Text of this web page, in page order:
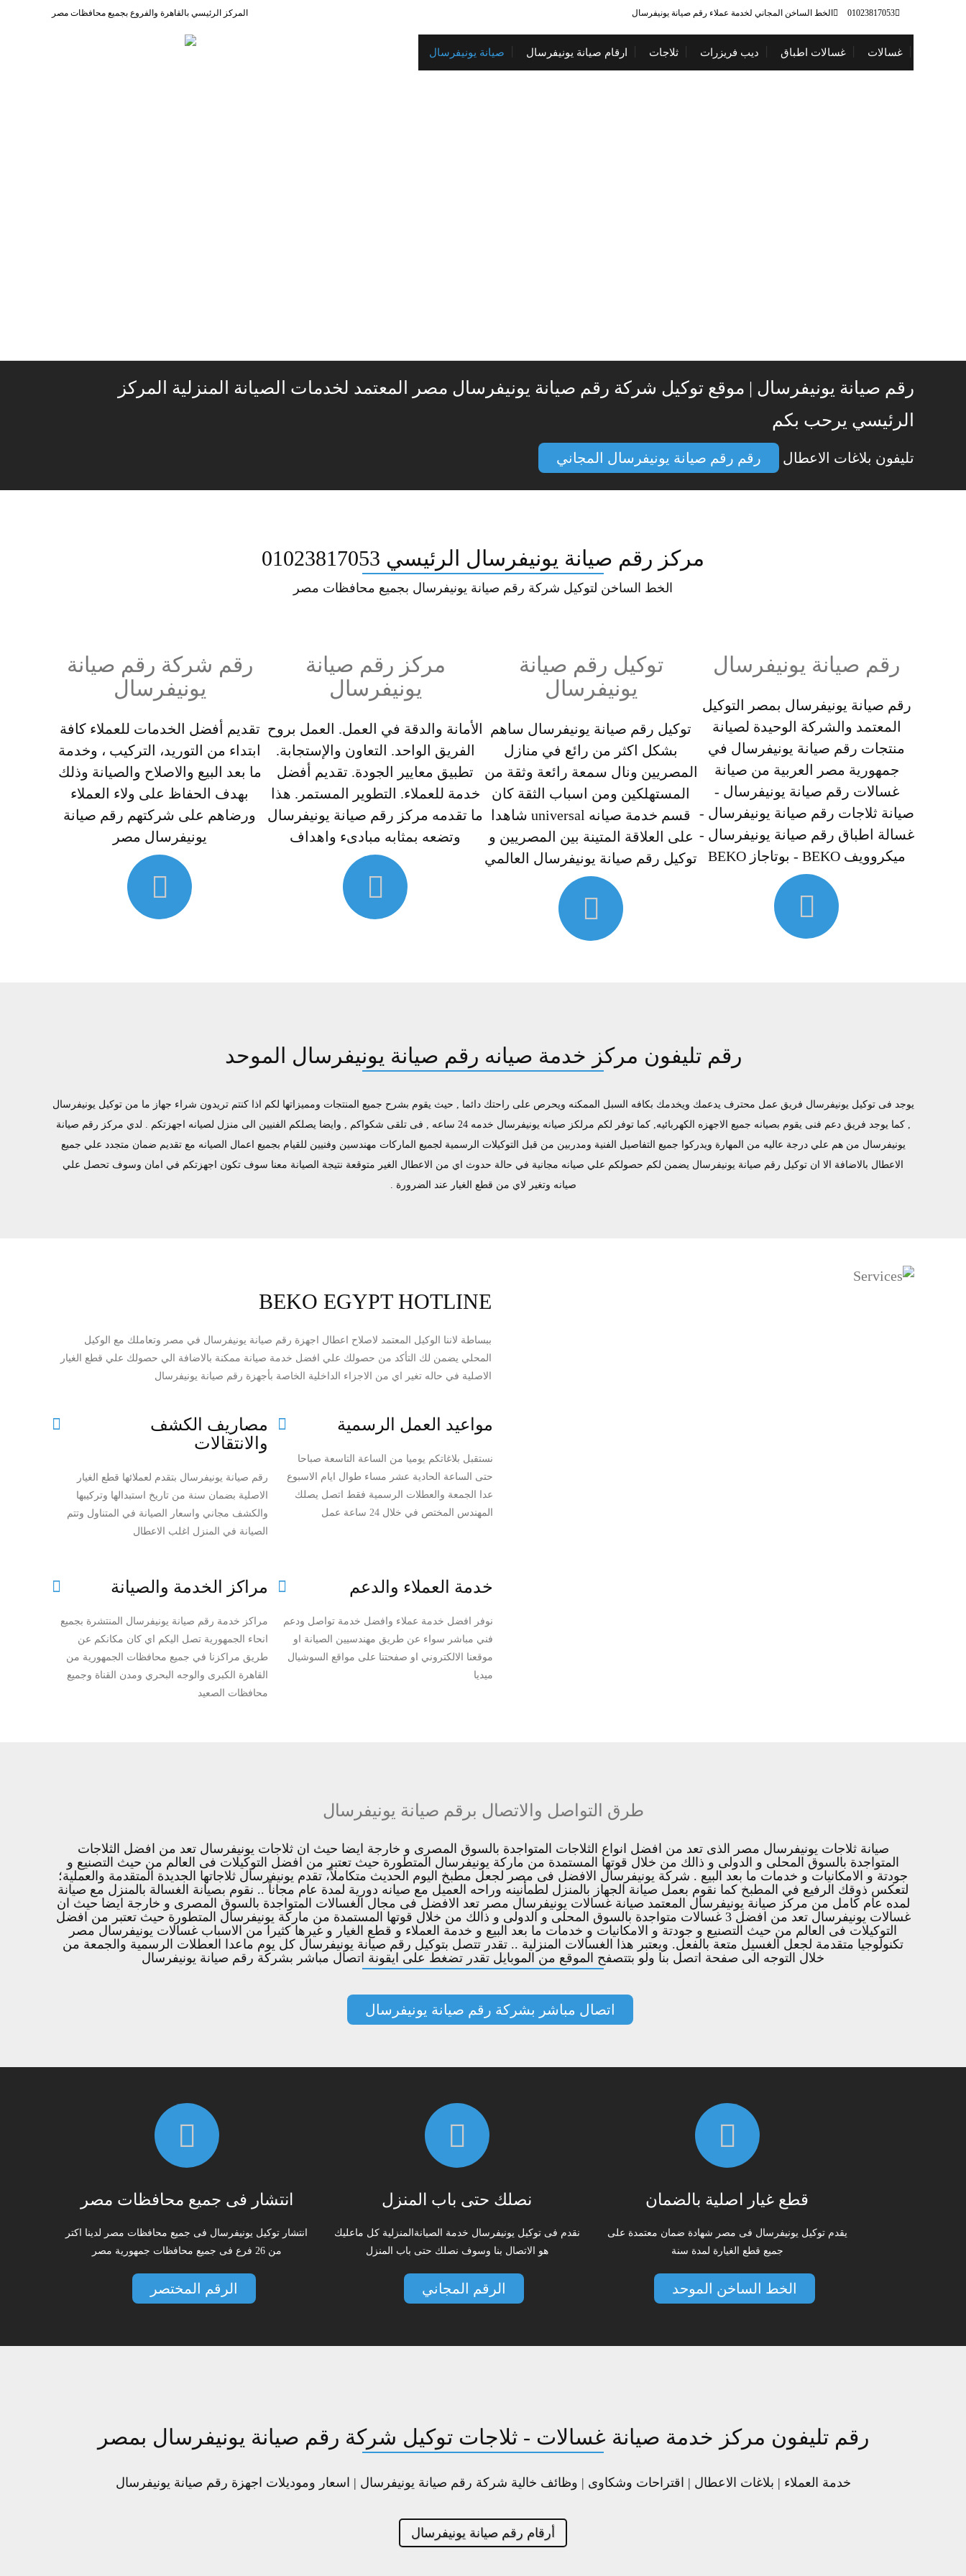
المركز الرئيسي بالقاهرة والفروع بجميع محافظات مصر 01023817053 الخط الساخن المجاني لخدمة عملاء رقم صيانة يونيفرسال
صيانة يونيفرسال ارقام صيانة يونيفرسال ثلاجات ديب فريزرات غسالات اطباق غسالات
رقم صيانة يونيفرسال | موقع توكيل شركة رقم صيانة يونيفرسال مصر المعتمد لخدمات الصيانة المنزلية المركز
الرئيسي يرحب بكم
تليفون بلاغات الاعطال رقم رقم صيانة يونيفرسال المجاني
مركز رقم صيانة يونيفرسال الرئيسي 01023817053
الخط الساخن لتوكيل شركة رقم صيانة يونيفرسال بجميع محافظات مصر
رقم شركة رقم صيانة
يونيفرسال
تقديم أفضل الخدمات للعملاء كافة
ابتداء من التوريد، التركيب ، وخدمة
ما بعد البيع والاصلاح والصيانة وذلك
بهدف الحفاظ على ولاء العملاء
ورضاهم على شركتهم رقم صيانة
يونيفرسال مصر
مركز رقم صيانة
يونيفرسال
الأمانة والدقة في العمل. العمل بروح
الفريق الواحد. التعاون والإستجابة.
تطبيق معايير الجودة. تقديم أفضل
خدمة للعملاء. التطوير المستمر. هذا
ما تقدمه مركز رقم صيانة يونيفرسال
وتضعه بمثابه مبادىء واهداف
توكيل رقم صيانة
يونيفرسال
توكيل رقم صيانة يونيفرسال ساهم
بشكل اكثر من رائع في منازل
المصريين ونال سمعة رائعة وثقة من
المستهلكين ومن اسباب الثقة كان
قسم خدمة صيانه universal شاهدا
على العلاقة المتينة بين المصريين و
توكيل رقم صيانة يونيفرسال العالمي
رقم صيانة يونيفرسال
رقم صيانة يونيفرسال بمصر التوكيل
المعتمد والشركة الوحيدة لصيانة
منتجات رقم صيانة يونيفرسال في
جمهورية مصر العربية من صيانة
غسالات رقم صيانة يونيفرسال -
صيانة ثلاجات رقم صيانة يونيفرسال -
غسالة اطباق رقم صيانة يونيفرسال -
ميكروويف BEKO - بوتاجاز BEKO
رقم تليفون مركز خدمة صيانه رقم صيانة يونيفرسال الموحد
يوجد فى توكيل يونيفرسال فريق عمل محترف يدعمك ويخدمك بكافه السبل الممكنه ويحرص على راحتك دائما , حيث يقوم بشرح جميع المنتجات ومميزاتها لكم اذا كنتم تريدون شراء جهاز ما من توكيل يونيفرسال
, كما يوجد فريق دعم فنى يقوم بصيانه جميع الاجهزه الكهربائيه, كما توفر لكم مرلكز صيانه يونيفرسال خدمه 24 ساعه , فى تلقى شكواكم , وايضا يصلكم الفنيين الى منزل لصيانه اجهزتكم . لدي مركز رقم صيانة
يونيفرسال من هم علي درجة عاليه من المهارة ويدركوا جميع التفاصيل الفنية ومدربين من قبل التوكيلات الرسمية لجميع الماركات مهندسين وفنيين للقيام بجميع اعمال الصيانه مع تقديم ضمان متجدد علي جميع
الاعطال بالاضافة الا ان توكيل رقم صيانة يونيفرسال يضمن لكم حصولكم علي صيانه مجانية في حالة حدوث اي من الاعطال الغير متوقعة نتيجة الصيانة معنا سوف تكون اجهزتكم في امان وسوف تحصل علي
صيانه وتغير لاي من قطع الغيار عند الضرورة .
BEKO EGYPT HOTLINE
ببساطة لاننا الوكيل المعتمد لاصلاح اعطال اجهزة رقم صيانة يونيفرسال في مصر وتعاملك مع الوكيل
المحلي يضمن لك التأكد من حصولك علي افضل خدمة صيانة ممكنة بالاضافة الي حصولك علي قطع الغيار
الاصلية في حاله تغير اي من الاجزاء الداخلية الخاصة بأجهزة رقم صيانة يونيفرسال
مصاريف الكشف
والانتقالات
رقم صيانة يونيفرسال بتقدم لعملائها قطع الغيار
الاصلية بضمان سنة من تاريخ استبدالها وتركيبها
والكشف مجاني واسعار الصيانة في المتناول وتتم
الصيانة في المنزل اغلب الاعطال
مواعيد العمل الرسمية
نستقبل بلاغاتكم يوميا من الساعة التاسعة صباحا
حتى الساعة الحادية عشر مساء طوال ايام الاسبوع
عدا الجمعة والعطلات الرسمية فقط اتصل يصلك
المهندس المختص في خلال 24 ساعة عمل
مراكز الخدمة والصيانة
مراكز خدمة رقم صيانة يونيفرسال المنتشرة بجميع
انحاء الجمهورية تصل اليكم اي كان مكانكم عن
طريق مراكزنا في جميع محافظات الجمهورية من
القاهرة الكبرى والوجه البحري ومدن القناة وجميع
محافظات الصعيد
خدمة العملاء والدعم
نوفر افضل خدمة عملاء وافضل خدمة تواصل ودعم
فني مباشر سواء عن طريق مهندسيين الصيانة او
موقعنا الالكتروني او صفحتنا على مواقع السوشيال
ميديا
طرق التواصل والاتصال برقم صيانة يونيفرسال
صيانة ثلاجات يونيفرسال مصر الذى تعد من افضل انواع الثلاجات المتواجدة بالسوق المصرى و خارجة ايضا حيث ان ثلاجات يونيفرسال تعد من افضل الثلاجات
المتواجدة بالسوق المحلى و الدولى و ذالك من خلال قوتها المستمدة من ماركة يونيفرسال المتطورة حيث تعتبر من افضل التوكيلات فى العالم من حيث التصنيع و
جودتة و الامكانيات و خدمات ما بعد البيع . شركة يونيفرسال الافضل فى مصر لجعل مطبخ اليوم الحديث متكاملاً، تقدم يونيفرسال ثلاجاتها الجديدة المتقدمة والعملية؛
لتعكس ذوقك الرفيع في المطبخ كما نقوم بعمل صيانة الجهاز بالمنزل لطمأنينه وراحه العميل مع صيانه دورية لمدة عام مجاناً .. نقوم بصيانة الغسالة بالمنزل مع صيانة
لمده عام كامل من مركز صيانة يونيفرسال المعتمد صيانة غسالات يونيفرسال مصر تعد الافضل فى مجال الغسالات المتواجدة بالسوق المصرى و خارجة ايضا حيث ان
غسالات يونيفرسال تعد من افضل 3 غسالات متواجدة بالسوق المحلى و الدولى و ذالك من خلال قوتها المستمدة من ماركة يونيفرسال المتطورة حيث تعتبر من افضل
التوكيلات فى العالم من حيث التصنيع و جودتة و الامكانيات و خدمات ما بعد البيع و خدمة العملاء و قطع الغيار و غيرها كثيرا من الاسباب غسالات يونيفرسال مصر
تكنولوجيا متقدمة لجعل الغسيل متعة بالفعل. ويعتبر هذا الغسالات المنزلية .. تقدر تتصل بتوكيل رقم صيانة يونيفرسال كل يوم ماعدا العطلات الرسمية والجمعة من
خلال التوجه الى صفحة اتصل بنا ولو بتتصفح الموقع من الموبايل تقدر تضغط على ايقونة اتصال مباشر بشركة رقم صيانة يونيفرسال
اتصال مباشر بشركة رقم صيانة يونيفرسال
انتشار فى جميع محافظات مصر
انتشار توكيل يونيفرسال فى جميع محافظات مصر لدينا اكتر
من 26 فرع فى جميع محافظات جمهورية مصر
الرقم المختصر
نصلك حتى باب المنزل
نقدم فى توكيل يونيفرسال خدمة الصيانةالمنزلية كل ماعليك
هو الاتصال بنا وسوف نصلك حتى باب المنزل
الرقم المجاني
قطع غيار اصلية بالضمان
يقدم توكيل يونيفرسال فى مصر شهادة ضمان معتمدة على
جميع قطع الغيارة لمدة سنة
الخط الساخن الموحد
رقم تليفون مركز خدمة صيانة غسالات - ثلاجات توكيل شركة رقم صيانة يونيفرسال بمصر
خدمة العملاء | بلاغات الاعطال | اقتراحات وشكاوى | وظائف خالية شركة رقم صيانة يونيفرسال | اسعار وموديلات اجهزة رقم صيانة يونيفرسال
أرقام رقم صيانة يونيفرسال